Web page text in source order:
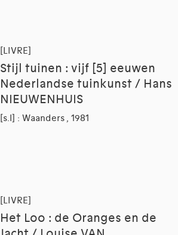
[LIVRE]
Stijl tuinen : vijf [5] eeuwen
Nederlandse tuinkunst / Hans
NIEUWENHUIS
[s.l] : Waanders , 1981
[LIVRE]
Het Loo : de Oranges en de